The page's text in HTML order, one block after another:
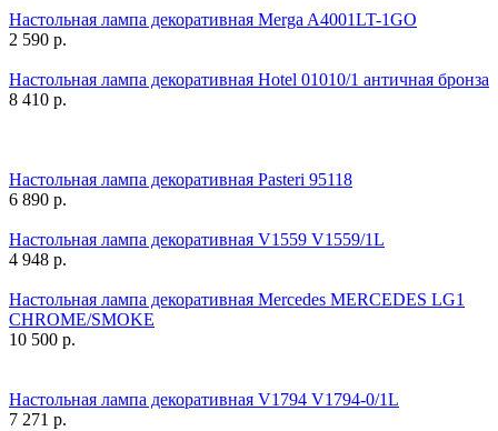
Настольная лампа декоративная Merga A4001LT-1GO
2 590 р.
Настольная лампа декоративная Hotel 01010/1 античная бронза
8 410 р.
Настольная лампа декоративная Pasteri 95118
6 890 р.
Настольная лампа декоративная V1559 V1559/1L
4 948 р.
Настольная лампа декоративная Mercedes MERCEDES LG1
CHROME/SMOKE
10 500 р.
Настольная лампа декоративная V1794 V1794-0/1L
7 271 р.